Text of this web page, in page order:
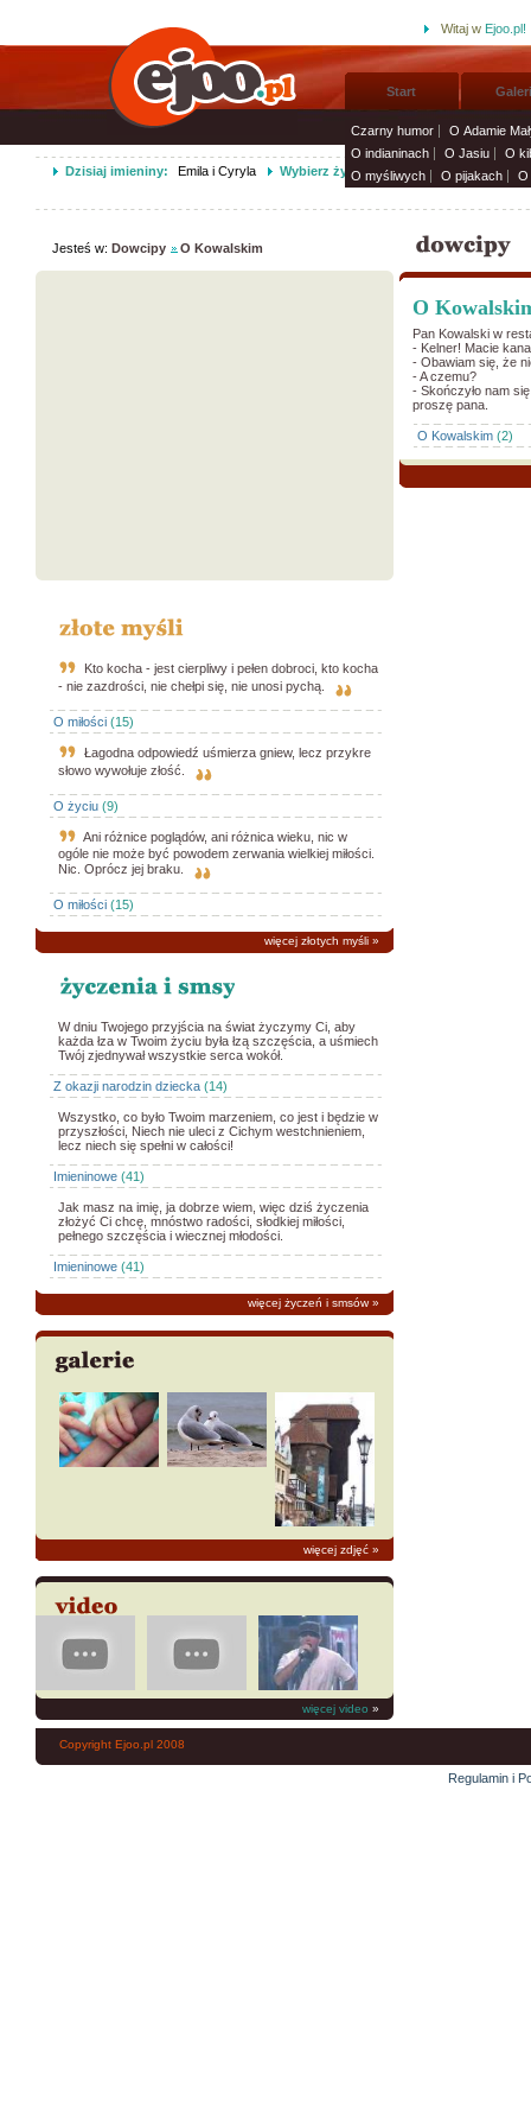
Witaj w Ejoo.pl!
Start
Czarny humor
O Adamie
O indianinach
O Jasiu
O
O myśliwych
O pijakach O
Dzisiaj imieniny: Emila i Cyryla Wybierz życzenia imieninowe i wyślij
Jesteś w:Dowcipy O Kowalskim
Kto kocha - jest cierpliwy i pełen dobroci, kto kocha
- nie zazdrości, nie chełpi się, nie unosi pychą.
O miłości (15)
Łagodna odpowiedź uśmierza gniew, lecz przykre
słowo wywołuje złość.
O życiu (9)
Ani różnice poglądów, ani różnica wieku, nic w
ogóle nie może być powodem zerwania wielkiej miłości.
Nic. Oprócz jej braku.
O miłości (15)
więcej złotych myśli »
W dniu Twojego przyjścia na świat życzymy Ci, aby
każda łza w Twoim życiu była łzą szczęścia, a uśmiech
Twój zjednywał wszystkie serca wokół.
Z okazji narodzin dziecka (14)
Wszystko, co było Twoim marzeniem, co jest i będzie w
przyszłości, Niech nie uleci z Cichym westchnieniem,
lecz niech się spełni w całości!
Imieninowe (41)
Jak masz na imię, ja dobrze wiem, więc dziś życzenia
złożyć Ci chcę, mnóstwo radości, słodkiej miłości,
pełnego szczęścia i wiecznej młodości.
Imieninowe (41)
więcej życzeń i smsów»
więcej zdjęć »
więcej video »
O
Pan Kowalski w
- Kelner! Macie
- Obawiam się, że
- A czemu?
- Skończyło nam
proszę pana.
O Kowalskim (2)
Copyright Ejoo.pl 2008
Regulamin i